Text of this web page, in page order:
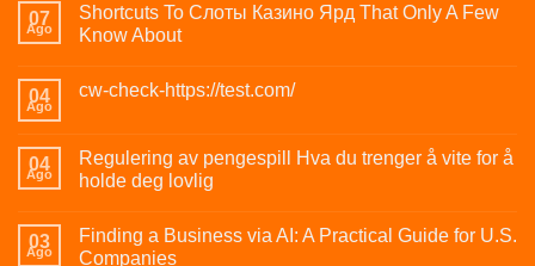
07
Ago
Shortcuts To Слоты Казино Ярд That Only A Few
Know About
04
Ago
cw-check-https://test.com/
04
Ago
Regulering av pengespill Hva du trenger å vite for å
holde deg lovlig
03
Ago
Finding a Business via AI: A Practical Guide for U.S.
Companies